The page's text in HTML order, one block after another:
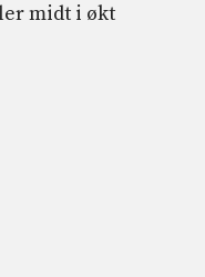
midt i økt